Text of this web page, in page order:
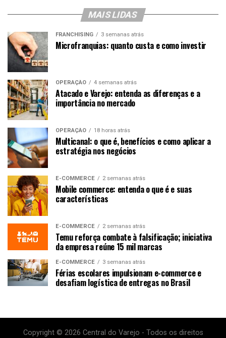
MAIS LIDAS
FRANCHISING 3 semanas atrás
Microfranquias: quanto custa e como investir
OPERAÇÃO 4 semanas atrás
Atacado e Varejo: entenda as diferenças e a
importância no mercado
OPERAÇÃO 18 horas atrás
Multicanal: o que é, benefícios e como aplicar a
estratégia nos negócios
E-COMMERCE 2 semanas atrás
Mobile commerce: entenda o que é e suas
características
E-COMMERCE 2 semanas atrás
Temu reforça combate à falsificação; iniciativa
da empresa reúne 15 mil marcas
E-COMMERCE 3 semanas atrás
Férias escolares impulsionam e-commerce e
desafiam logística de entregas no Brasil
Copyright © 2026 Central do Varejo - Todos os direitos